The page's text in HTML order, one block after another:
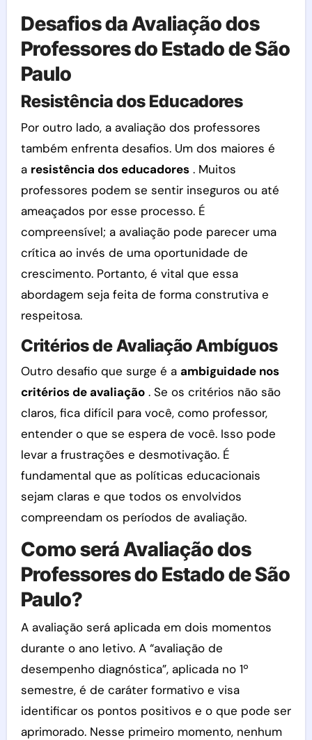
Desafios da Avaliação dos
Professores do Estado de São
Paulo
Resistência dos Educadores
Por outro lado, a avaliação dos professores
também enfrenta desafios. Um dos maiores é
a resistência dos educadores. Muitos
professores podem se sentir inseguros ou até
ameaçados por esse processo. É
compreensível; a avaliação pode parecer uma
crítica ao invés de uma oportunidade de
crescimento. Portanto, é vital que essa
abordagem seja feita de forma construtiva e
respeitosa.
Critérios de Avaliação Ambíguos
Outro desafio que surge é a ambiguidade nos
critérios de avaliação. Se os critérios não são
claros, fica difícil para você, como professor,
entender o que se espera de você. Isso pode
levar a frustrações e desmotivação. É
fundamental que as políticas educacionais
sejam claras e que todos os envolvidos
compreendam os períodos de avaliação.
Como será Avaliação dos
Professores do Estado de São
Paulo?
A avaliação será aplicada em dois momentos
durante o ano letivo. A “avaliação de
desempenho diagnóstica”, aplicada no 1º
semestre, é de caráter formativo e visa
identificar os pontos positivos e o que pode ser
aprimorado. Nesse primeiro momento, nenhum